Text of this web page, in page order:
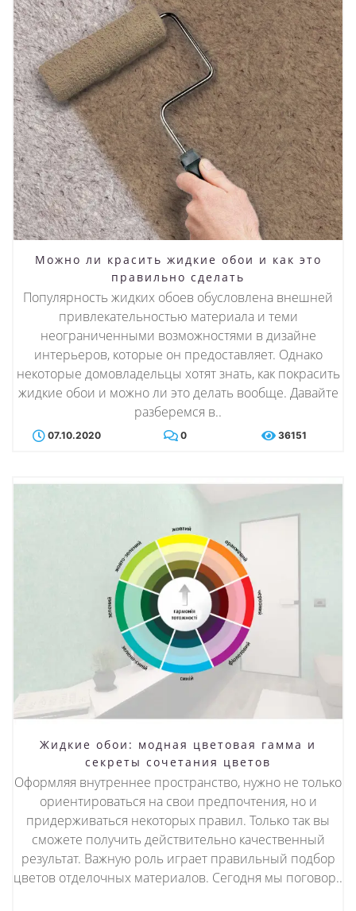
Можно ли красить жидкие обои и как это
правильно сделать
Популярность жидких обоев обусловлена внешней
привлекательностью материала и теми
неограниченными возможностями в дизайне
интерьеров, которые он предоставляет. Однако
некоторые домовладельцы хотят знать, как покрасить
жидкие обои и можно ли это делать вообще. Давайте
разберемся в..
07.10.2020 0 36151
Жидкие обои: модная цветовая гамма и
секреты сочетания цветов
Оформляя внутреннее пространство, нужно не только
ориентироваться на свои предпочтения, но и
придерживаться некоторых правил. Только так вы
сможете получить действительно качественный
результат. Важную роль играет правильный подбор
цветов отделочных материалов. Сегодня мы поговор..